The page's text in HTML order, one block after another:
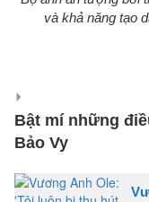
và khả năng tạo
Bật mí những
Bảo Vy